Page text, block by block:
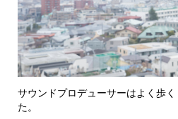
サウンドプロデューサーはよく歩
た。